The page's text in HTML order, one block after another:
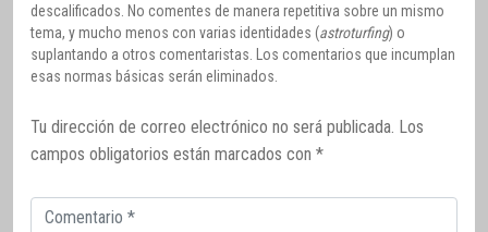
descalificados. No comentes de manera repetitiva sobre un mismo
tema, y mucho menos con varias identidades (astroturfing) o
suplantando a otros comentaristas. Los comentarios que incumplan
esas normas básicas serán eliminados.
Tu dirección de correo electrónico no será publicada. Los
campos obligatorios están marcados con *
Comentario